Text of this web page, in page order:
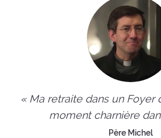
« Ma retraite dans un Foyer
moment charnière
Père Michel